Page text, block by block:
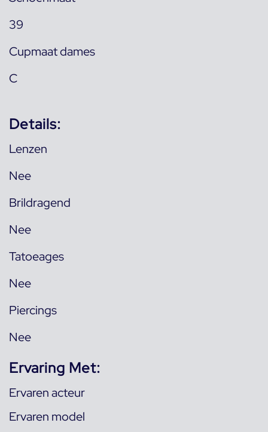
39
Cupmaat dames
C
Details:
Lenzen
Nee
Brildragend
Nee
Tatoeages
Nee
Piercings
Nee
Ervaring Met:
Ervaren acteur
Ervaren model